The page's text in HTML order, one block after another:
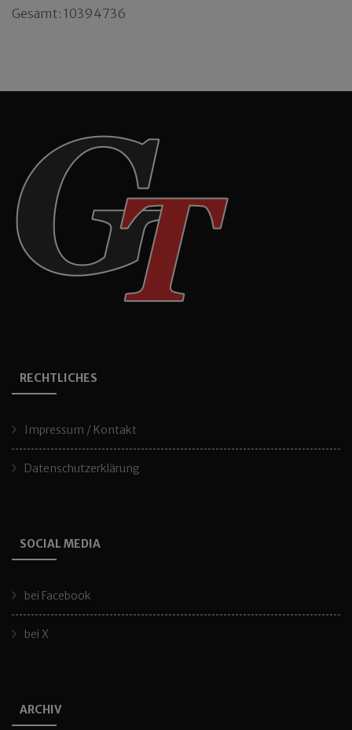
Gesamt: 10394736
RECHTLICHES
Impressum / Kontakt
Datenschutzerklärung
SOCIAL MEDIA
bei Facebook
bei X
ARCHIV